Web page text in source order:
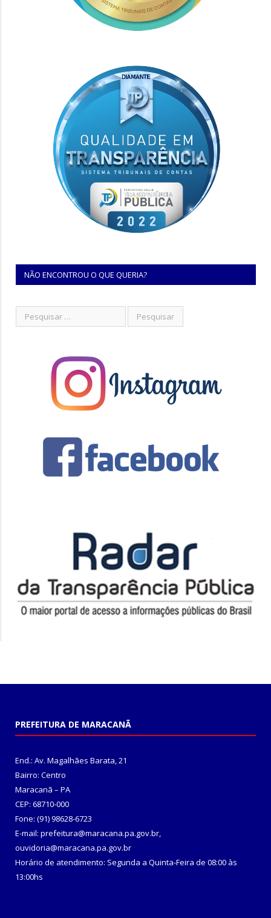
NÃO ENCONTROU O QUE QUERIA?
PREFEITURA DE MARACANÃ
End.: Av. Magalhães Barata, 21
Bairro: Centro
Maracanã – PA
CEP: 68710-000
Fone: (91) 98628-6723
E-mail: prefeitura@maracana.pa.gov.br,
ouvidoria@maracana.pa.gov.br
Horário de atendimento: Segunda a Quinta-Feira de 08:00 às
13:00hs